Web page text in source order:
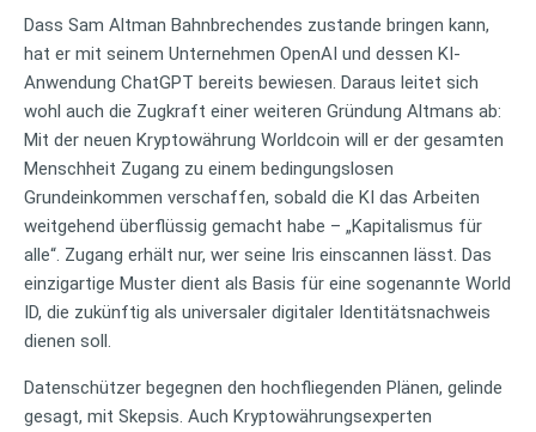
Dass Sam Altman Bahnbrechendes zustande bringen kann,
hat er mit seinem Unternehmen OpenAI und dessen KI-
Anwendung ChatGPT bereits bewiesen. Daraus leitet sich
wohl auch die Zugkraft einer weiteren Gründung Altmans ab:
Mit der neuen Kryptowährung Worldcoin will er der gesamten
Menschheit Zugang zu einem bedingungslosen
Grundeinkommen verschaffen, sobald die KI das Arbeiten
weitgehend überflüssig gemacht habe – „Kapitalismus für
alle“. Zugang erhält nur, wer seine Iris einscannen lässt. Das
einzigartige Muster dient als Basis für eine sogenannte World
ID, die zukünftig als universaler digitaler Identitätsnachweis
dienen soll.
Datenschützer begegnen den hochfliegenden Plänen, gelinde
gesagt, mit Skepsis. Auch Kryptowährungsexperten